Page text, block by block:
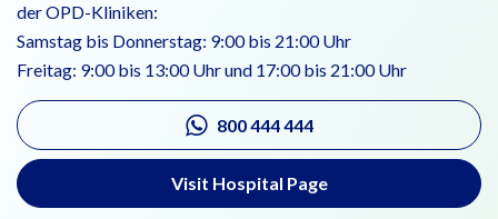
der OPD-Kliniken:
Samstag bis Donnerstag: 9:00 bis 21:00 Uhr
Freitag: 9:00 bis 13:00 Uhr und 17:00 bis 21:00 Uhr
800 444 444
Visit Hospital Page